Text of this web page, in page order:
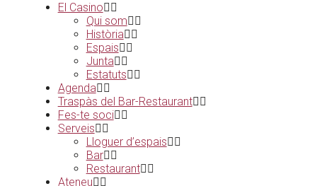
El Casino
Qui som
Història
Espais
Junta
Estatuts
Agenda
Traspàs del Bar-Restaurant
Fes-te soci
Serveis
Lloguer d’espais
Bar
Restaurant
Ateneu